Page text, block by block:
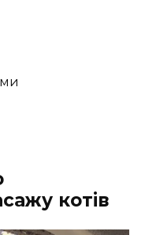
котів